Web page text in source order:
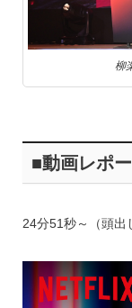
柳
■動画レポ
24分51秒～（頭出